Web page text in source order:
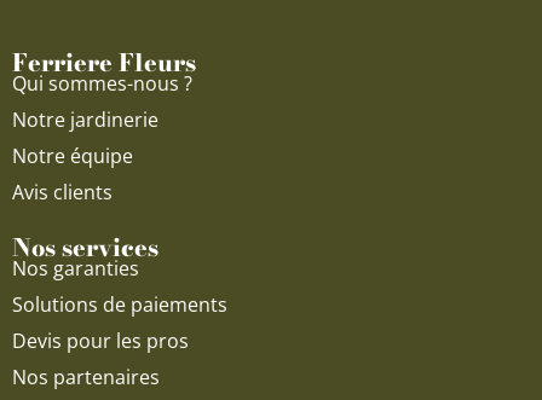
Ferriere Fleurs
Qui sommes-nous ?
Notre jardinerie
Notre équipe
Avis clients
Nos services
Nos garanties
Solutions de paiements
Devis pour les pros
Nos partenaires